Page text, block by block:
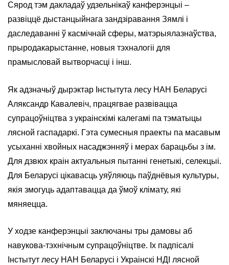
Сярод тэм дакладаў удзельнікаў канферэнцыі –
развіццё дыстанцыйнага зандзіравання Зямлі і
даследаванні ў касмічнай сферы, матэрыялазнаўства,
прыродакарыстанне, новыя тэхналогіі для
прамысловай вытворчасці і інш.
Як адзначыў дырэктар Інстытута лесу НАН Беларусі
Аляксандр Кавалевіч, працягвае развівацца
супрацоўніцтва з украінскімі калегамі па тэматыцы
лясной гаспадаркі. Гэта сумесныя праекты па масавым
усыханні хвойных насаджэнняў і мерах барацьбы з ім.
Для дзвюх краін актуальныя пытанні генетыкі, селекцыі.
Для Беларусі цікавасць уяўляюць паўднёвыя культуры,
якія змогуць адаптавацца да ўмоў клімату, які
мяняецца.
У ходзе канферэнцыі заключаны тры дамовы аб
навукова-тэхнічным супрацоўніцтве. Іх падпісалі
Інстытут лесу НАН Беларусі і Украінскі НДІ лясной